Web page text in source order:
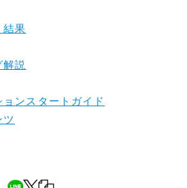
結果
解説
ンスタートガイド
ツ